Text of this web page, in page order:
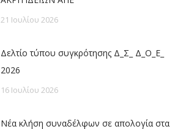
21 Ιουλίου 2026
Δελτίο τύπου συγκρότησης Δ_Σ_ Δ_Ο_Ε_
2026
16 Ιουλίου 2026
Νέα κλήση συναδέλφων σε απολογία στα